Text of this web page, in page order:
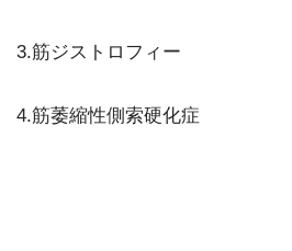
3.筋ジストロフィー
4.筋萎縮性側索硬化症